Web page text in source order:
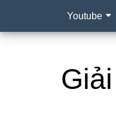
Youtube